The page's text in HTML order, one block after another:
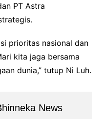
PT Astra
prioritas nasional dan
kita jaga bersama
dunia,” tutup Ni Luh.
News